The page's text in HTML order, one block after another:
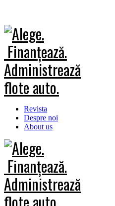
Revista
Despre noi
About us